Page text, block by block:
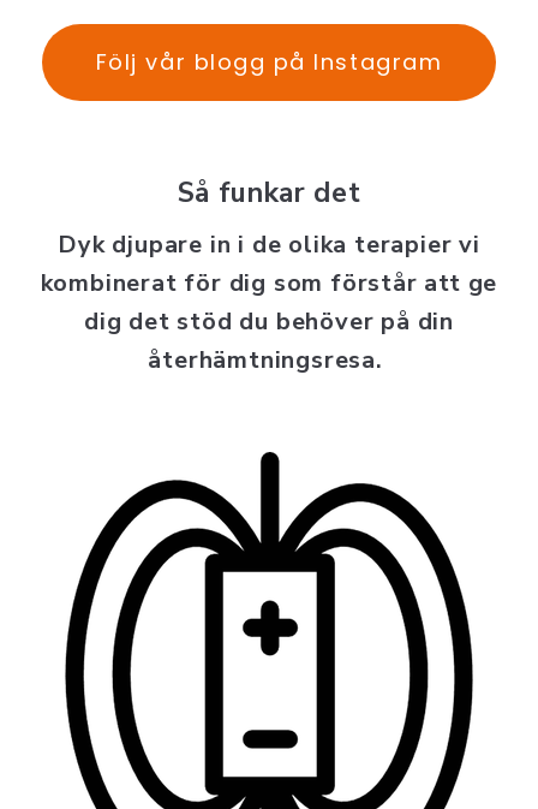
Följ vår blogg på Instagram
Så funkar det
Dyk djupare in i de olika terapier vi
kombinerat för dig som förstår att ge
dig det stöd du behöver på din
återhämtningsresa.